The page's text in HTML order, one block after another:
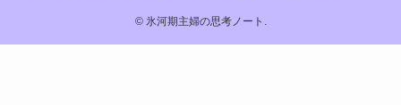
©氷河期主婦の思考ノート.